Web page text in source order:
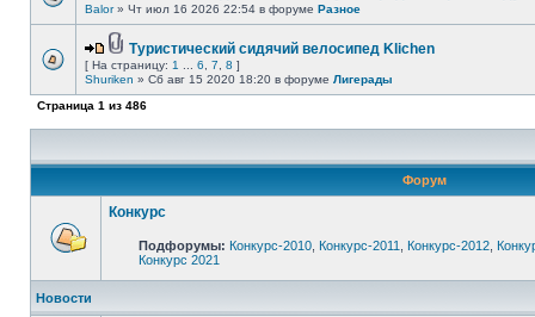
Balor» Чт июл 16 2026 22:54 в форуме Разное
Туристический сидячий велосипед Klichen
[ На страницу: 1 6 7 8 ]
Shuriken » Сб авг 15 2020 18:20 в форуме Лигерады
Страница 1 из 486
Форум
Конкурс
Подфорумы: Конкурс-2010 Конкурс-2011 Конкурс-2012
Конкурс 2021
Новости